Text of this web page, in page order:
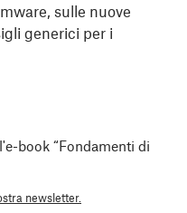
sulle nuove
generici per i
book “Fondamenti di
newsletter.